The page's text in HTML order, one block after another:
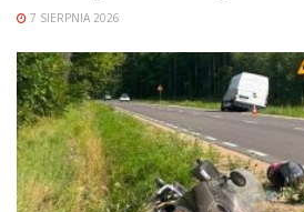
7 SIERPNIA 2026